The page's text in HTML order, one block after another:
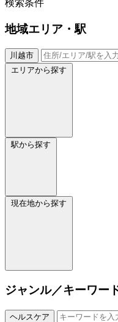
検索条件
地域エリア・駅
川越市
エリアから探す
駅から探す
現在地から探す
ジャンル／キーワー
ヘルスケア